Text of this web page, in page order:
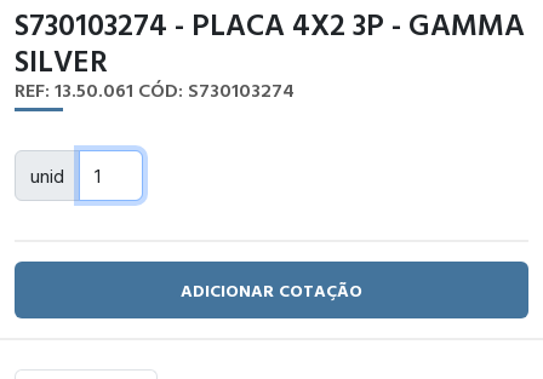
S730103274 - PLACA 4X2 3P - GAMMA
SILVER
REF: 13.50.061 CÓD: S730103274
unid
ADICIONAR COTAÇÃO